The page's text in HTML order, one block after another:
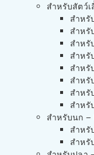
สำหรับสัตว์
สำหรั
สำหรั
สำหรั
สำหรั
สำหรั
สำหรั
สำหรั
สำหรั
สำหรับนก –
สำหรั
สำหรั